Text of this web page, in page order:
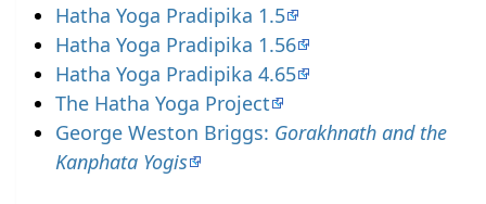
Hatha Yoga Pradipika 1.5
Hatha Yoga Pradipika 1.56
Hatha Yoga Pradipika 4.65
The Hatha Yoga Project
George Weston Briggs: Gorakhnath and the
Kanphata Yogis